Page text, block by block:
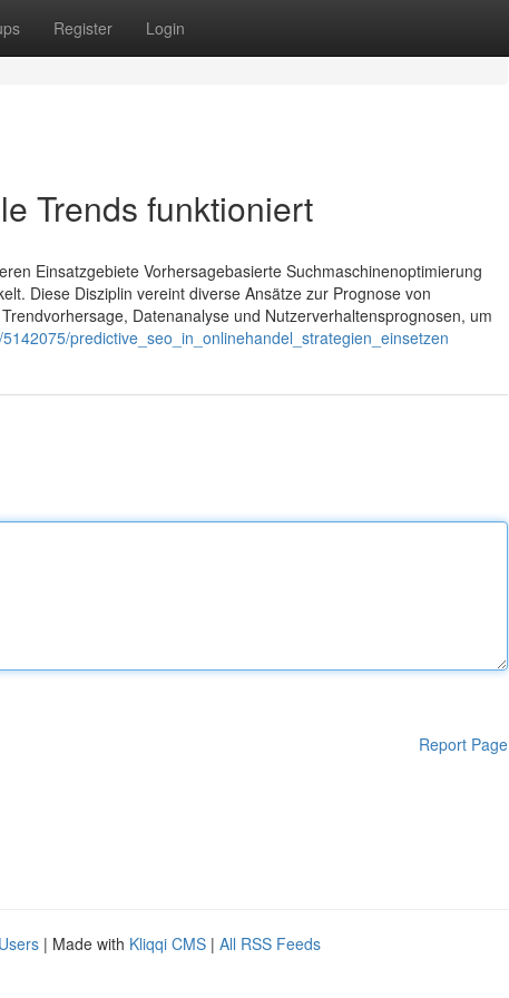
Register Login
Trends funktioniert
Einsatzgebiete Vorhersagebasierte Suchmaschinenoptimierung
Diese Disziplin vereint diverse Ansätze zur Prognose von
Datenanalyse und Nutzerverhaltensprognosen, um
predictive_seo_in_onlinehandel_strategien_einsetzen
Report Page
| Made with Kliqqi CMS | All RSS Feeds